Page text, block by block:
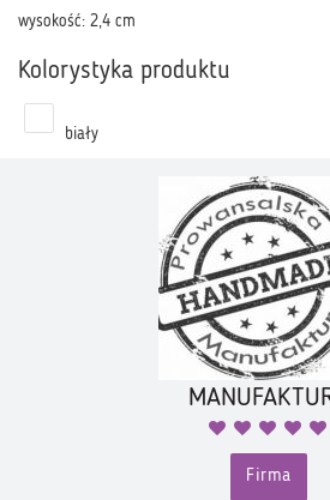
wysokość: 2,4 cm
Kolorystyka produktu
biały
Firma